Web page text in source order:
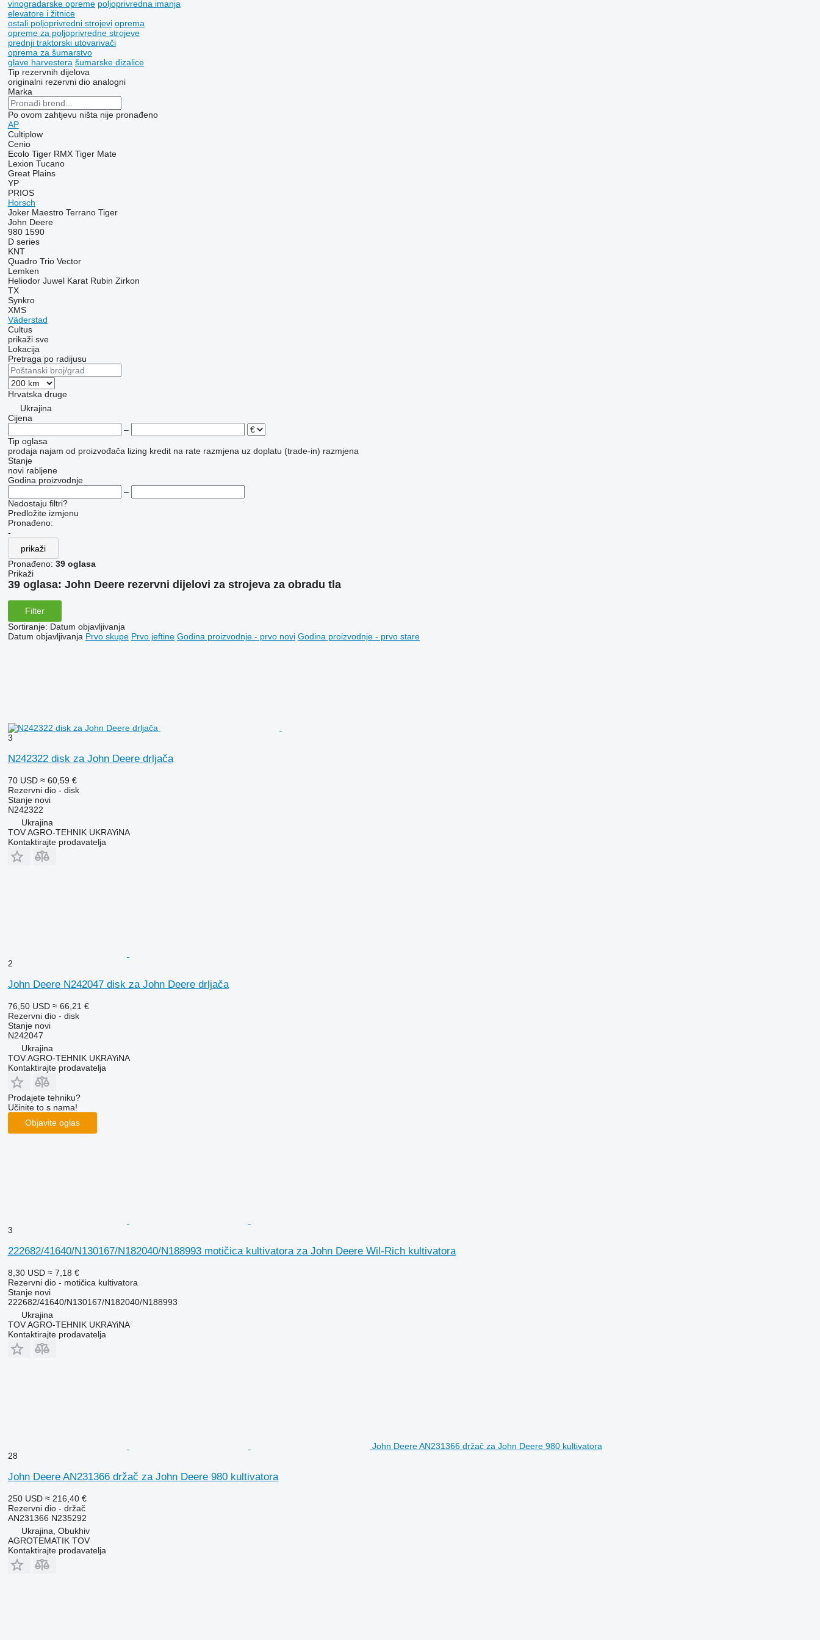
vinogradarske opreme poljoprivrednа imanjа
elevatore i žitnice
ostali poljoprivredni strojevi oprema
opreme za poljoprivredne strojeve
prednji traktorski utovarivači
oprema za šumarstvo
glave harvestera šumarske dizalice
Tip rezervnih dijelova
originalni rezervni dio analogni
Marka
Po ovom zahtjevu ništa nije pronađeno
AP
Cultiplow
Cenio
Ecolo Tiger RMX Tiger Mate
Lexion Tucano
Great Plains
YP
PRIOS
Horsch
Joker Maestro Terrano Tiger
John Deere
980 1590
D series
KNT
Quadro Trio Vector
Lemken
Heliodor Juwel Karat Rubin Zirkon
TX
Synkro
XMS
Väderstad
Cultus
prikaži sve
Lokacija
Pretraga po radijusu
Hrvatska druge
Ukrajina
Cijena
–
Tip oglasa
prodaja najam od proizvođača lizing kredit na rate razmjena uz doplatu (trade-in) razmjena
Stanje
novi rabljene
Godina proizvodnje
–
Nedostaju filtri?
Predložite izmjenu
Pronađeno:
-
prikaži
Pronađeno: 39 oglasa
Prikaži
39 oglasa: John Deere rezervni dijelovi za strojeva za obradu tla
Filter
Sortiranje: Datum objavljivanja
Datum objavljivanja Prvo skupe Prvo jeftine Godina proizvodnje - prvo novi Godina proizvodnje - prvo stare
3
N242322 disk za John Deere drljača
70 USD ≈ 60,59 €
Rezervni dio - disk
Stanjenovi
N242322
Ukrajina
TOV AGRO-TEHNIK UKRAYiNA
Kontaktirajte prodavatelja
2
John Deere N242047 disk za John Deere drljača
76,50 USD ≈ 66,21 €
Rezervni dio - disk
Stanjenovi
N242047
Ukrajina
TOV AGRO-TEHNIK UKRAYiNA
Kontaktirajte prodavatelja
Prodajete tehniku?
Učinite to s nama!
Objavite oglas
3
222682/41640/N130167/N182040/N188993 motičica kultivatora za John Deere Wil-Rich kultivatora
8,30 USD ≈ 7,18 €
Rezervni dio - motičica kultivatora
Stanjenovi
222682/41640/N130167/N182040/N188993
Ukrajina
TOV AGRO-TEHNIK UKRAYiNA
Kontaktirajte prodavatelja
John Deere AN231366 držač za John Deere 980 kultivatora
28
John Deere AN231366 držač za John Deere 980 kultivatora
250 USD ≈ 216,40 €
Rezervni dio - držač
AN231366 N235292
Ukrajina, Obukhiv
AGROTEMATIK TOV
Kontaktirajte prodavatelja